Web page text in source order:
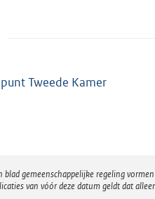
Tweede Kamer
gemeenschappelijke regeling
van vóór deze datum geldt dat